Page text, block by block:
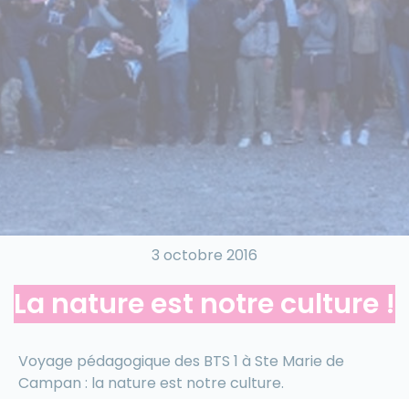
3 octobre 2016
La nature est notre culture !
Voyage pédagogique des BTS 1 à Ste Marie de
Campan : la nature est notre culture.